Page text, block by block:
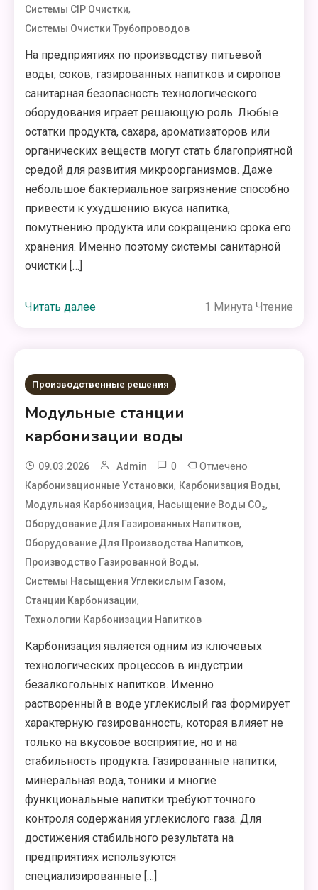
Системы CIP Очистки,
Системы Очистки Трубопроводов
На предприятиях по производству питьевой
воды, соков, газированных напитков и сиропов
санитарная безопасность технологического
оборудования играет решающую роль. Любые
остатки продукта, сахара, ароматизаторов или
органических веществ могут стать благоприятной
средой для развития микроорганизмов. Даже
небольшое бактериальное загрязнение способно
привести к ухудшению вкуса напитка,
помутнению продукта или сокращению срока его
хранения. Именно поэтому системы санитарной
очистки […]
Читать далее 1 Минута Чтение
Производственные решения
Модульные станции
карбонизации воды
09.03.2026 Admin 0 Отмечено
Карбонизационные Установки, Карбонизация Воды,
Модульная Карбонизация, Насыщение Воды CO₂,
Оборудование Для Газированных Напитков,
Оборудование Для Производства Напитков,
Производство Газированной Воды,
Системы Насыщения Углекислым Газом,
Станции Карбонизации,
Технологии Карбонизации Напитков
Карбонизация является одним из ключевых
технологических процессов в индустрии
безалкогольных напитков. Именно
растворенный в воде углекислый газ формирует
характерную газированность, которая влияет не
только на вкусовое восприятие, но и на
стабильность продукта. Газированные напитки,
минеральная вода, тоники и многие
функциональные напитки требуют точного
контроля содержания углекислого газа. Для
достижения стабильного результата на
предприятиях используются
специализированные […]